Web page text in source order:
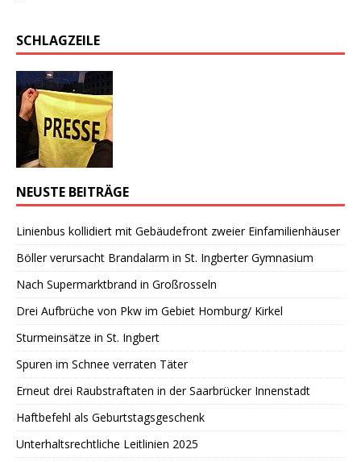
SCHLAGZEILE
NEUSTE BEITRÄGE
Linienbus kollidiert mit Gebäudefront zweier Einfamilienhäuser
Böller verursacht Brandalarm in St. Ingberter Gymnasium
Nach Supermarktbrand in Großrosseln
Drei Aufbrüche von Pkw im Gebiet Homburg/ Kirkel
Sturmeinsätze in St. Ingbert
Spuren im Schnee verraten Täter
Erneut drei Raubstraftaten in der Saarbrücker Innenstadt
Haftbefehl als Geburtstagsgeschenk
Unterhaltsrechtliche Leitlinien 2025